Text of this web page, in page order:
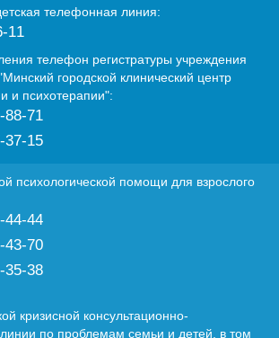
телефонная линия:
11
телефон регистратуры учреждения
городской клинический центр
и психотерапии":
88-71
37-15
психологической помощи для взрослого
44-44
43-70
35-38
кризисной консультационно-
по проблемам семьи и детей, в том